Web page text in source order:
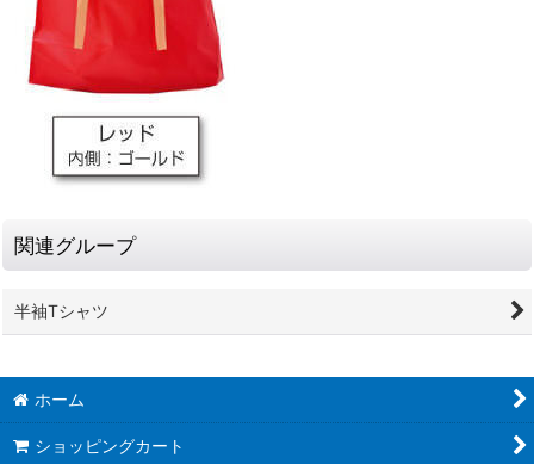
関連グループ
半袖Tシャツ
ホーム
ショッピングカート